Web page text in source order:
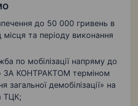
до 50 000 гривень в
місця та періоду виконання
по мобілізації напряму до
ЗА КОНТРАКТОМ терміном
загальної демобілізації» на
ТЦК;